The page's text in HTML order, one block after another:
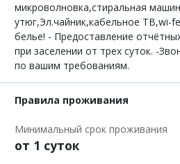
микроволновка,стиральная
утюг,Эл.чайник,кабельное ТВ,wi-
белье! - Предоставление
при заселении от трех суток. -
по вашим требованиям.
Правила проживания
Минимальный срок проживания
от 1 суток